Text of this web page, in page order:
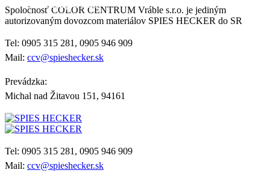
Spoločnosť COLOR CENTRUM Vráble s.r.o. je jediným
autorizovaným dovozcom materiálov SPIES HECKER do SR
Tel: 0905 315 281, 0905 946 909
Mail: ccv@spieshecker.sk
Prevádzka:
Michal nad Žitavou 151, 94161
Tel: 0905 315 281, 0905 946 909
Mail: ccv@spieshecker.sk
Kontaktujte nás